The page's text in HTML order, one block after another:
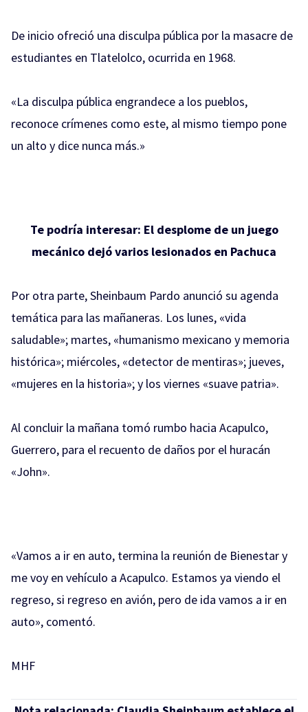
De inicio ofreció una disculpa pública por la masacre de
estudiantes en Tlatelolco, ocurrida en 1968.
«La disculpa pública engrandece a los pueblos,
reconoce crímenes como este, al mismo tiempo pone
un alto y dice nunca más.»
Te podría interesar: El desplome de un juego
mecánico dejó varios lesionados en Pachuca
Por otra parte, Sheinbaum Pardo anunció su agenda
temática para las mañaneras. Los lunes, «vida
saludable»; martes, «humanismo mexicano y memoria
histórica»; miércoles, «detector de mentiras»; jueves,
«mujeres en la historia»; y los viernes «suave patria».
Al concluir la mañana tomó rumbo hacia Acapulco,
Guerrero, para el recuento de daños por el huracán
«John».
«Vamos a ir en auto, termina la reunión de Bienestar y
me voy en vehículo a Acapulco. Estamos ya viendo el
regreso, si regreso en avión, pero de ida vamos a ir en
auto», comentó.
MHF